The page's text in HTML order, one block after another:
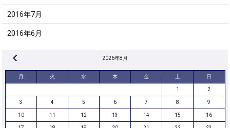
2016年7月
2016年6月
2026年8月
月 火 水 木 金 土 日
1 2
3 4 5 6 7 8 9
10 11 12 13 14 15 16